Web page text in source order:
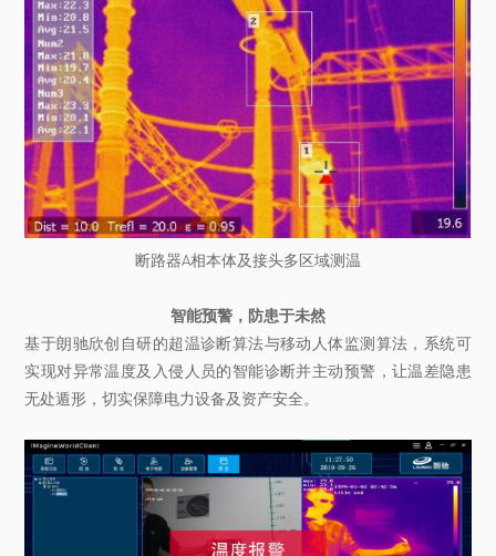
断路器A相本体及接头多区域测温
智能预警，防患于未然
基于朗驰欣创自研的超温诊断算法与移动人体监测算法，系统可
实现对异常温度及入侵人员的智能诊断并主动预警，让温差隐患
无处遁形，切实保障电力设备及资产安全。